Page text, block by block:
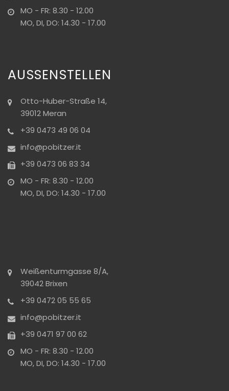
MO - FR: 8.30 - 12.00
MO, DI, DO: 14.30 - 17.00
AUSSENSTELLEN
Otto-Huber-Straße 14,
39012 Meran
+39 0473 49 06 04
info@pobitzer.it
+39 0473 06 83 34
MO - FR: 8.30 - 12.00
MO, DI, DO: 14.30 - 17.00
Weißenturmgasse 8/A,
39042 Brixen
+39 0472 05 55 65
info@pobitzer.it
+39 0471 97 00 62
MO - FR: 8.30 - 12.00
MO, DI, DO: 14.30 - 17.00